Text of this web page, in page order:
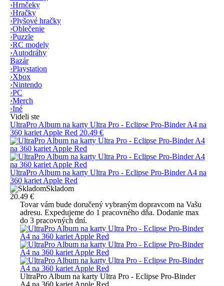
›Hrnčeky
›Hračky
›Plyšové hračky
›Oblečenie
›Puzzle
›RC modely
›Autodráhy
Bazár
›Playstation
›Xbox
›Nintendo
›PC
›Merch
›Iné
Videli ste
UltraPro Album na karty Ultra Pro - Eclipse Pro-Binder A4 na
360 kariet Apple Red 20.49 €
UltraPro Album na karty Ultra Pro - Eclipse Pro-Binder A4 na
360 kariet Apple Red
Skladom
20.49 €
Tovar vám bude doručený vybraným dopravcom na Vašu
adresu. Expedujeme do 1 pracovného dňa. Dodanie max
do 3 pracovných dní.
UltraPro Album na karty Ultra Pro - Eclipse Pro-Binder
A4 na 360 kariet Apple Red